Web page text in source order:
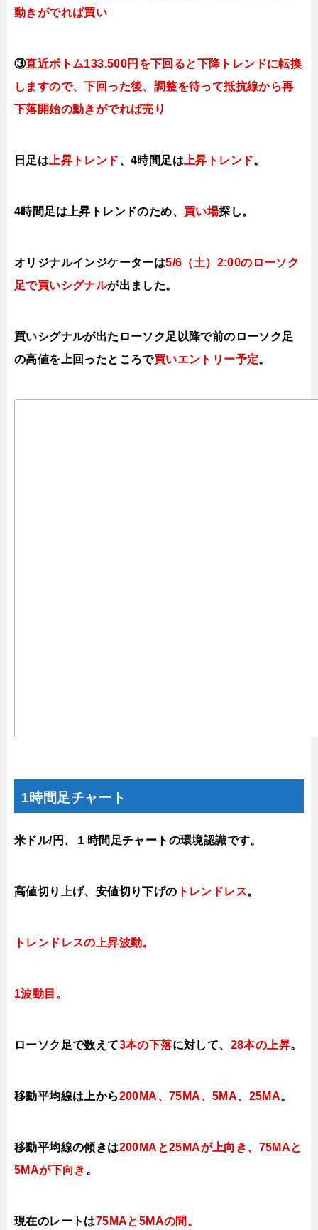
動きがでれば買い
③直近ボトム133.500円を下回ると
下降トレンドに転換
しますので、下回った後、調整を待って抵抗線から再
下落開始の動きがでれば売り
日足は上昇トレンド、4時間足は上昇トレンド。
4時間足は上昇トレンドのため、 買い場探し。
オリジナルインジケーターは5/6（土）2:00のローソク
足で買いシグナルが出ました。
買いシグナルが出たローソク足以降で前のローソク足
の高値を上回ったところで買いエントリー予定。
1時間足チャート
米ドル/円、１時間足チャートの環境認識です。
高値切り上げ、安値切り下げの トレンドレス。
トレンドレスの上昇波動。
1波動目。
ローソク足で数えて3本の下落に対して、 28本の上昇。
移動平均線は上から200MA、75MA、5MA、25MA。
移動平均線の傾きは200MAと25MAが上向き、75MAと
5MAが下向き 。
現在のレートは75MAと5MAの間。